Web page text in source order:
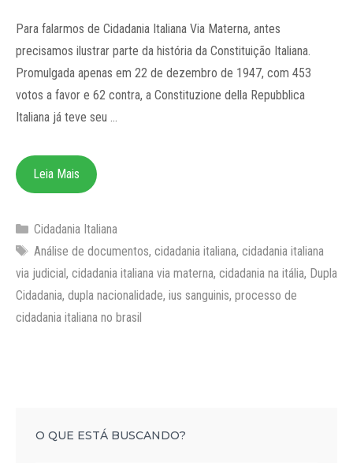
Para falarmos de Cidadania Italiana Via Materna, antes
precisamos ilustrar parte da história da Constituição Italiana.
Promulgada apenas em 22 de dezembro de 1947, com 453
votos a favor e 62 contra, a Constituzione della Repubblica
Italiana já teve seu …
Leia Mais
Categorias
Cidadania Italiana
Tags
Análise de documentos, cidadania italiana, cidadania italiana
via judicial, cidadania italiana via materna, cidadania na itália, Dupla
Cidadania, dupla nacionalidade, ius sanguinis, processo de
cidadania italiana no brasil
O QUE ESTÁ BUSCANDO?